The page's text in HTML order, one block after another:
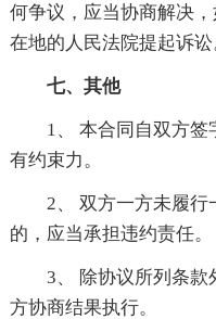
何争议，应当协商解决
在地的人民法院提起诉讼
七、其他
1、 本合同自双方
有约束力。
2、 双方一方未履
的，应当承担违约责任。
3、 除协议所列条款
方协商结果执行。